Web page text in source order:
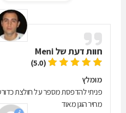
חוות דעת של Meni
(5.0)
מומלץ
פניתי להדפסת מספר על חולצת
מחיר הוגן מאוד